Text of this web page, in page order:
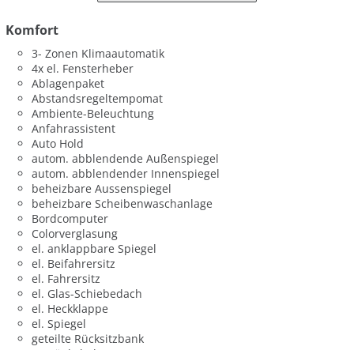
Komfort
3- Zonen Klimaautomatik
4x el. Fensterheber
Ablagenpaket
Abstandsregeltempomat
Ambiente-Beleuchtung
Anfahrassistent
Auto Hold
autom. abblendende Außenspiegel
autom. abblendender Innenspiegel
beheizbare Aussenspiegel
beheizbare Scheibenwaschanlage
Bordcomputer
Colorverglasung
el. anklappbare Spiegel
el. Beifahrersitz
el. Fahrersitz
el. Glas-Schiebedach
el. Heckklappe
el. Spiegel
geteilte Rücksitzbank